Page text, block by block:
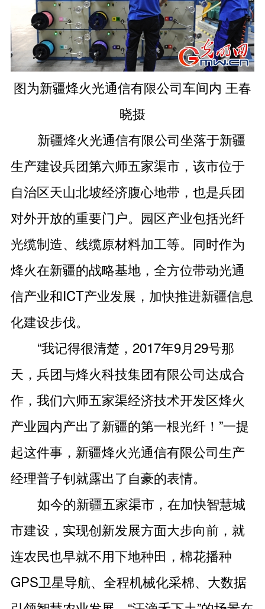
图为新疆烽火光通信有限公司车间内 王春
晓摄
新疆烽火光通信有限公司坐落于新疆
生产建设兵团第六师五家渠市，该市位于
自治区天山北坡经济腹心地带，也是兵团
对外开放的重要门户。园区产业包括光纤
光缆制造、线缆原材料加工等。同时作为
烽火在新疆的战略基地，全方位带动光通
信产业和ICT产业发展，加快推进新疆信息
化建设步伐。
“我记得很清楚，2017年9月29号那
天，兵团与烽火科技集团有限公司达成合
作，我们六师五家渠经济技术开发区烽火
产业园内产出了新疆的第一根光纤！”一提
起这件事，新疆烽火光通信有限公司生产
经理普子钊就露出了自豪的表情。
如今的新疆五家渠市，在加快智慧城
市建设，实现创新发展方面大步向前，就
连农民也早就不用下地种田，棉花播种
GPS卫星导航、全程机械化采棉、大数据